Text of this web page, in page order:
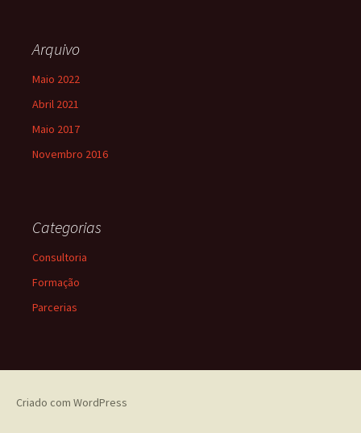
Arquivo
Maio 2022
Abril 2021
Maio 2017
Novembro 2016
Categorias
Consultoria
Formação
Parcerias
Criado com WordPress